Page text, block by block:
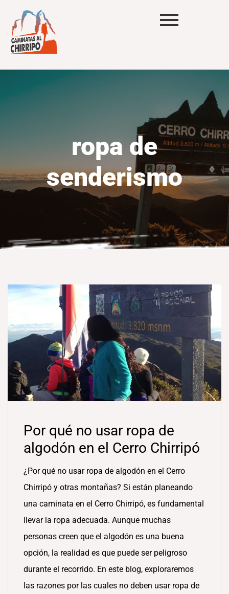
ropa de
senderismo
Por qué no usar ropa de
algodón en el Cerro Chirripó
¿Por qué no usar ropa de algodón en el Cerro
Chirripó y otras montañas? Si están planeando
una caminata en el Cerro Chirripó, es fundamental
llevar la ropa adecuada. Aunque muchas
personas creen que el algodón es una buena
opción, la realidad es que puede ser peligroso
durante el recorrido. En este blog, exploraremos
las razones por las cuales no deben usar ropa de